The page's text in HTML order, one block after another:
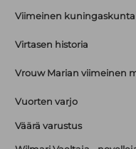
Viimeinen kuningaskunta
Virtasen historia
Vrouw Marian viimeinen
Vuorten varjo
Väärä varustus